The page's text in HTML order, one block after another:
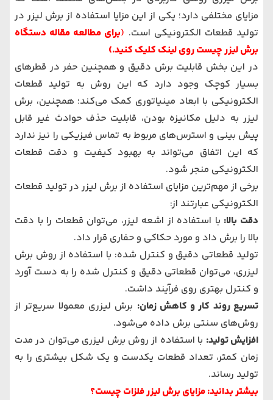
مزایای مختلفی دارد؛ یکی از این مزایا استفاده از برش لیزر در
تولید قطعات الکترونیکی است. (برای مطالعه مقاله دستگاه
برش لیزر چیستروی لینک کلیک کنید.)
در این بخش قابلیت برش دقیق و همچنین حفر در قطر‌های
بسیار کوچک وجود دارد که این روش به تولید قطعات
الکترونیکی با ابعاد مینیاتوری کمک می‌کند؛ همچنین، برش
لیزر به دلیل مکانیزه بودن، قابلیت حذف حوادث غیر قابل
پیش بینی و استرس‌های مربوط به تماس فیزیکی را نیز ندارد
که این اتفاق می‌تواند به بهبود کیفیت و دقت قطعات
الکترونیکی منجر شود.
برخی از مهم‌ترین مزایای استفاده از برش لیزر در تولید قطعات
الکترونیکی عبارتند از:
دقت بالا: با استفاده از اشعه لیزر، می‌توان قطعات را با دقت
بالا را برش داد و مورد حکاکی و حفاری قرار داد.
تولید قطعاتی دقیق و کنترل شده: با استفاده از روش برش
لیزری، می‌توان قطعاتی دقیق و کنترل شده را به دست آورد
و کنترل بهتری روی فرآیند داشت.
تسریع روند کار و کاهش زمان: برش لیزری معمولا سریع‌تر از
روش‌های سنتی برش داده می‌شود.
افزایش تولید: با استفاده از روش برش لیزری می‌توان در مدت
زمان کمتر، تعداد قطعات یکدست و یک شکل بیشتری را به
تولید رساند.
بیشتر بدانید:مزایای برش لیزر فلزات چیست؟